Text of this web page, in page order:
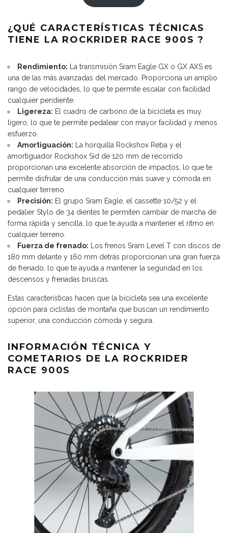
¿QUÉ CARACTERÍSTICAS TÉCNICAS
TIENE LA ROCKRIDER RACE 900S ?
Rendimiento: La transmisión Sram Eagle GX o GX AXS es
una de las más avanzadas del mercado. Proporciona un amplio
rango de velocidades, lo que te permite escalar con facilidad
cualquier pendiente.
Ligereza: El cuadro de carbono de la bicicleta es muy
ligero, lo que te permite pedalear con mayor facilidad y menos
esfuerzo.
Amortiguación: La horquilla Rockshox Reba y el
amortiguador Rockshox Sid de 120 mm de recorrido
proporcionan una excelente absorción de impactos, lo que te
permite disfrutar de una conducción más suave y cómoda en
cualquier terreno.
Precisión: El grupo Sram Eagle, el cassette 10/52 y el
pedalier Stylo de 34 dientes te permiten cambiar de marcha de
forma rápida y sencilla, lo que te ayuda a mantener el ritmo en
cualquier terreno.
Fuerza de frenado: Los frenos Sram Level T con discos de
180 mm delante y 160 mm detrás proporcionan una gran fuerza
de frenado, lo que te ayuda a mantener la seguridad en los
descensos y frenadas bruscas.
Estas características hacen que la bicicleta sea una excelente
opción para ciclistas de montaña que buscan un rendimiento
superior, una conducción cómoda y segura.
INFORMACIÓN TÉCNICA Y
COMETARIOS DE LA ROCKRIDER
RACE 900S